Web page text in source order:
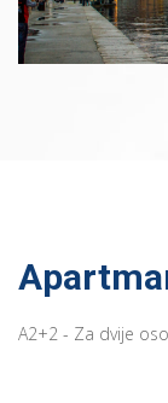
A2+2 - Za dvije